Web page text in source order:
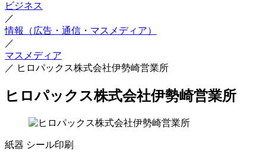
ビジネス
／
情報（広告・通信・マスメディア）
／
マスメディア
／ ヒロパックス株式会社伊勢崎営業所
ヒロパックス株式会社伊勢崎営業所
紙器 シール印刷